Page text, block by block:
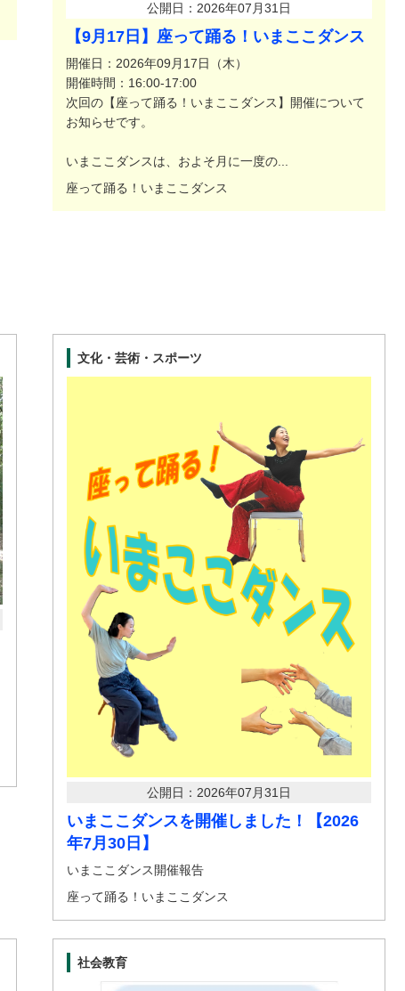
公開日：2026年07月31日
【9月17日】座って踊る！いまここダンス
開催日：2026年09月17日（木）
開催時間：16:00-17:00
次回の【座って踊る！いまここダンス】開催について
お知らせです。
いまここダンスは、およそ月に一度の...
座って踊る！いまここダンス
文化・芸術・スポーツ
公開日：2026年07月31日
いまここダンスを開催しました！【2026
年7月30日】
いまここダンス開催報告
座って踊る！いまここダンス
社会教育